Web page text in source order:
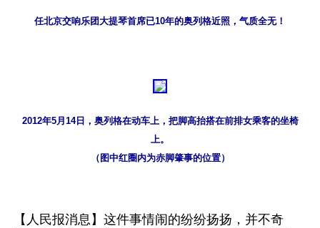
任北京交响乐团大提琴首席已10年的奥列格近照，气质全无！
2012年5月14日，奥列格在动车上，把脚高抬搭在前排女乘客的坐椅
上。
（图中红圈内为赤脚肇事的位置）
【人民报消息】这件事情闹的纷纷扬扬，并不奇